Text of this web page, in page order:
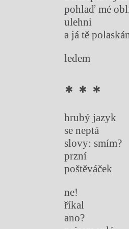
pohlaď mé
ulehni
a já tě
ledem
* * *
hrubý jazyk
se neptá
slovy: smím?
przní
poštěváček
ne!
říkal
ano?